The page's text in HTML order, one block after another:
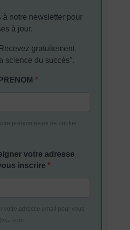
à notre newsletter pour
à jour.
gratuitement
science du succès".
prénom avant de publier
votre adresse
inscrire
votre adresse email pour vous